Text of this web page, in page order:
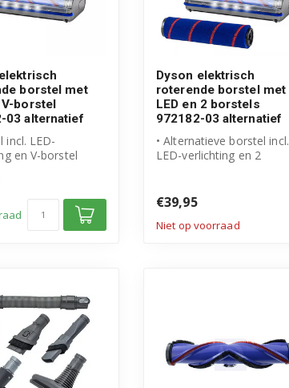
borstel met
V-borstel
03 alternatief
incl. LED-
en V-borstel
Dyson elektrisch
roterende borstel met
LED en 2 borstels
972182-03 alternatief
• Alternatieve borstel incl.
LED-verlichting en 2
€39,95
Niet op voorraad